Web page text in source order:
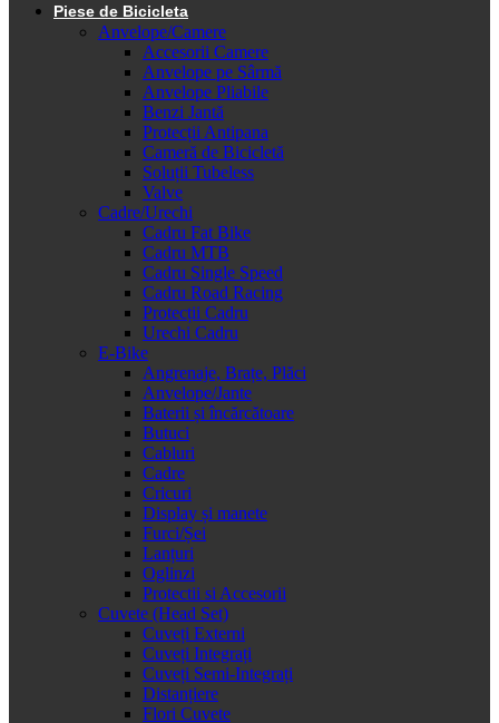
Piese de Bicicleta
Anvelope/Camere
Accesorii Camere
Anvelope pe Sârmă
Anvelope Pliabile
Benzi Jantă
Protecții Antipana
Cameră de Bicicletă
Soluții Tubeless
Valve
Cadre/Urechi
Cadru Fat Bike
Cadru MTB
Cadru Single Speed
Cadru Road Racing
Protecții Cadru
Urechi Cadru
E-Bike
Angrenaje, Brațe, Plăci
Anvelope/Jante
Baterii și încărcătoare
Butuci
Cabluri
Cadre
Cricuri
Display și manete
Furci/Șei
Lanțuri
Oglinzi
Protectii si Accesorii
Cuvete (Head Set)
Cuveți Externi
Cuveți Integrați
Cuveți Semi-Integrați
Distanțiere
Flori Cuvete